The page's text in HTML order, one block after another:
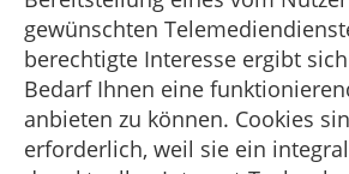
gewünschten
berechtigte Interesse ergibt
Bedarf Ihnen eine
anbieten zu können. Cookies
erforderlich, weil sie ein